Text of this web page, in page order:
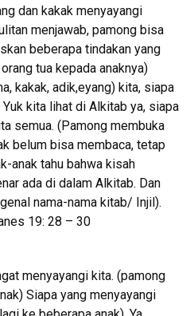
dan kakak menyayangi
menjawab, pamong bisa
beberapa tindakan yang
tua kepada anaknya)
kakak, adik,eyang) kita, siapa
kita lihat di Alkitab ya, siapa
semua. (Pamong membuka
belum bisa membaca, tetap
anak tahu bahwa kisah
ada di dalam Alkitab. Dan
nama-nama kitab/ Injil).
19: 28 – 30
menyayangi kita. (pamong
Siapa yang menyayangi